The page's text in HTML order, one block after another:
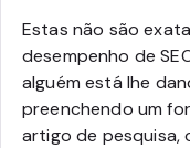
Estas não são
desempenho de
alguém está lhe
preenchendo um
artigo de pesquisa,